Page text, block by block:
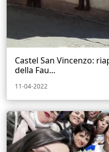
Castel San Vincenzo:
della Fau...
11-04-2022